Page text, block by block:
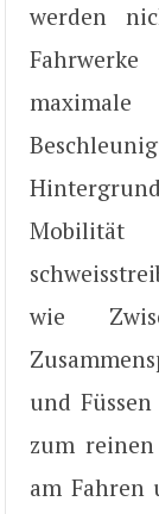
werden
Mobilität
wie
und
zum
am Fahren